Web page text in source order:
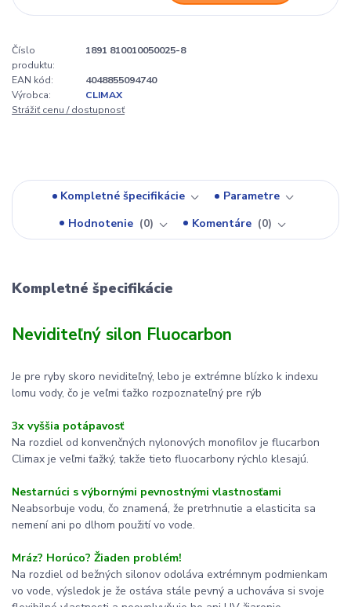
Číslo
produktu:
1891 810010050025-8
EAN kód:
4048855094740
Výrobca:
CLIMAX
Strážiť cenu / dostupnosť
Kompletné špecifikácie
Parametre
Hodnotenie
0 Komentáre 0
Kompletné špecifikácie
Neviditeľný silon Fluocarbon
Je pre ryby skoro neviditeľný, lebo je extrémne blízko k indexu
lomu vody, čo je veľmi ťažko rozpoznateľný pre rýb
3x vyššia potápavosť
Na rozdiel od konvenčných nylonových monofilov je flucarbon
Climax je veľmi ťažký, takže tieto fluocarbony rýchlo klesajú.
Nestarnúci s výbornými pevnostnými vlastnosťami
Neabsorbuje vodu, čo znamená, že pretrhnutie a elasticita sa
nemení ani po dlhom použití vo vode.
Mráz? Horúco? Žiaden problém!
Na rozdiel od bežných silonov odoláva extrémnym podmienkam
vo vode, výsledok je že ostáva stále pevný a uchováva si svoje